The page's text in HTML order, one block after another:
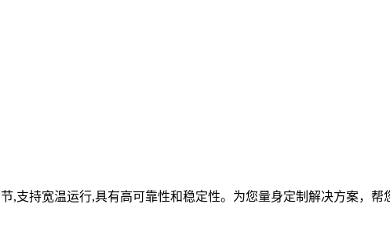
支持宽温运行,具有高可靠性和稳定性。为您量身定制解决方案，帮